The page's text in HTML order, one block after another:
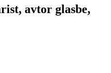
avtor glasbe,